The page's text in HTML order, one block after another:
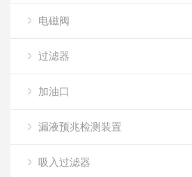
电磁阀
过滤器
加油口
漏液预兆检测装置
吸入过滤器